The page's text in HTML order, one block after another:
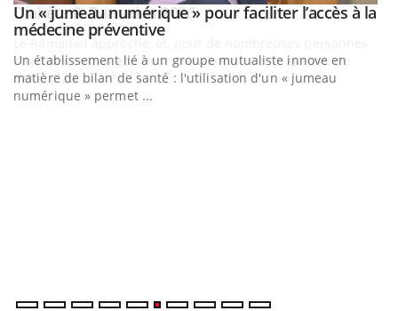
Youtube
Un « jumeau numérique » pour faciliter l’accès à la
médecine préventiveYoutube
Un établissement lié à un groupe mutualiste innove en
matière de bilan de santé : l'utilisation d'un « jumeau
numérique » permet ...